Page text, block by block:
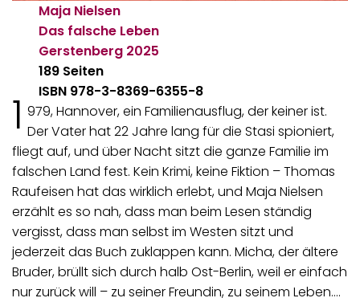
Maja Nielsen
Das falsche Leben
Gerstenberg 2025
189 Seiten
ISBN 978-3-8369-6355-8
1 979, Hannover, ein Familienausflug, der keiner ist.
Der Vater hat 22 Jahre lang für die Stasi spioniert,
fliegt auf, und über Nacht sitzt die ganze Familie im
falschen Land fest. Kein Krimi, keine Fiktion – Thomas
Raufeisen hat das wirklich erlebt, und Maja Nielsen
erzählt es so nah, dass man beim Lesen ständig
vergisst, dass man selbst im Westen sitzt und
jederzeit das Buch zuklappen kann. Micha, der ältere
Bruder, brüllt sich durch halb Ost-Berlin, weil er einfach
nur zurück will – zu seiner Freundin, zu seinem Leben.…